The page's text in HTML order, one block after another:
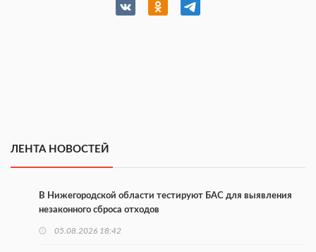
ЛЕНТА НОВОСТЕЙ
В Нижегородской области тестируют БАС для выявления
незаконного сброса отходов
05.08.2026 18:42